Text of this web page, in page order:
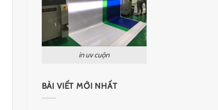
in uv cuộn
BÀI VIẾT MỚI NHẤT